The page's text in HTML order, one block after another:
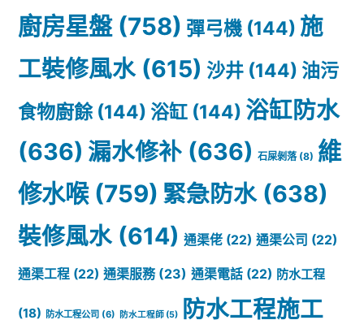
廚房星盤(758) 彈弓機 (144) 施
工裝修風水(615) 沙井 (144) 油污
食物廚餘(144) 浴缸 (144) 浴缸防水
(636) 漏水修补 (636) 石屎剝落(8) 維
修水喉(759) 緊急防水(638)
裝修風水(614) 通渠佬 (22) 通渠公司 (22)
通渠工程 (22) 通渠服務(23) 通渠電話 (22) 防水工程
(18) 防水工程公司 (6) 防水工程師 (5)
防水工程施工